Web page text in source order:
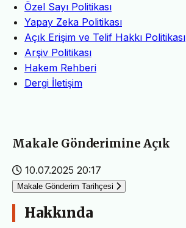
Özel Sayı Politikası
Yapay Zeka Politikası
Açık Erişim ve Telif Hakkı Politikası
Arşiv Politikası
Hakem Rehberi
Dergi İletişim
Makale Gönderimine Açık
10.07.2025 20:17
Makale Gönderim Tarihçesi
Hakkında